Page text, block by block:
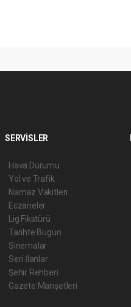
SERVİSLER
Hava Durumu
Yol ve Trafik
Namaz Vakitleri
Eczaneler
Lig Fikstürü
Tarihte Bugün
Sinemalar
Seri İlanlar
Şehir Rehberi
Gazete Manşetleri